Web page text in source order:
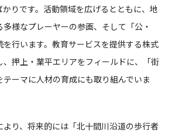
りです。活動領域を広げるとともに、地
様なプレーヤーの参画、そして「公・
行います。教育サービスを提供する株式
、押上・業平エリアをフィールドに、「街
ーマに人材の育成にも取り組んでいま
り、将来的には「北十間川沿道の歩行者